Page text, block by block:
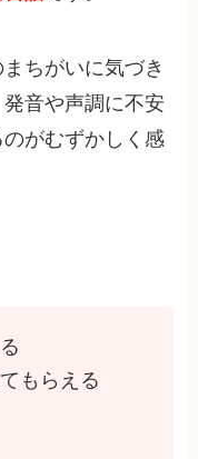
ちがいに気づき
音や声調に不安
がむずかしく感
もらえる